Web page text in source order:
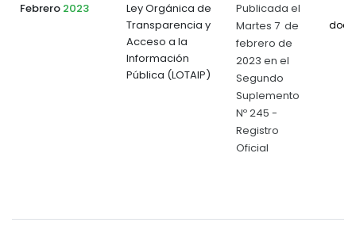
Febrero 2023
Ley Orgánica de
Transparencia y
Acceso a la
Información
Pública (LOTAIP)
Publicada el
Martes 7 de
febrero de
2023 en el
Segundo
Suplemento
Nº 245 -
Registro
Oficial